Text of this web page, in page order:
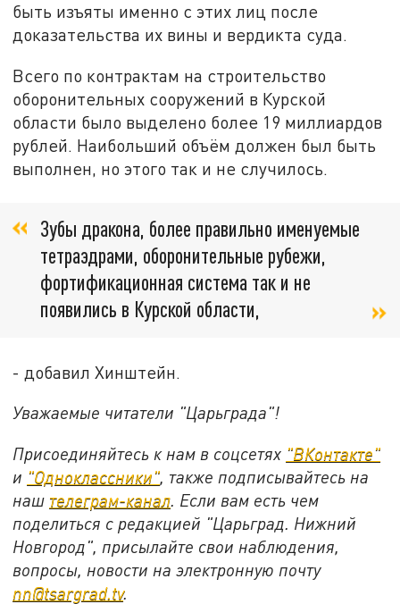
быть изъяты именно с этих лиц после
доказательства их вины и вердикта суда.
Всего по контрактам на строительство
оборонительных сооружений в Курской
области было выделено более 19 миллиардов
рублей. Наибольший объём должен был быть
выполнен, но этого так и не случилось.
Зубы дракона, более правильно именуемые
тетраэдрами, оборонительные рубежи,
фортификационная система так и не
появились в Курской области,
- добавил Хинштейн.
Уважаемые читатели "Царьграда"!
Присоединяйтесь к нам в соцсетях "ВКонтакте"
и "Одноклассники", также подписывайтесь на
наш телеграм-канал. Если вам есть чем
поделиться с редакцией "Царьград. Нижний
Новгород", присылайте свои наблюдения,
вопросы, новости на электронную почту
nn@tsargrad.tv.